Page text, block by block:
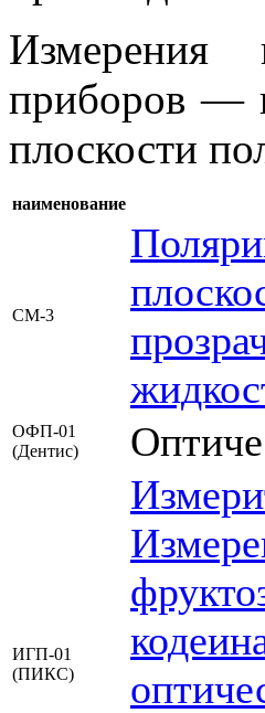
Измерения
приборов —
плоскости
наименование
СМ-3
ОФП-01
(Дентис)
ИГП-01
(ПИКС)